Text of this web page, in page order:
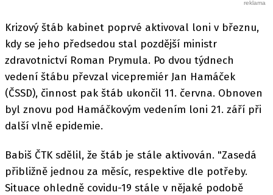
Krizový štáb kabinet poprvé aktivoval loni v březnu,
kdy se jeho předsedou stal pozdější ministr
zdravotnictví Roman Prymula. Po dvou týdnech
vedení štábu převzal vicepremiér Jan Hamáček
(ČSSD), činnost pak štáb ukončil 11. června. Obnoven
byl znovu pod Hamáčkovým vedením loni 21. září při
další vlně epidemie.
Babiš ČTK sdělil, že štáb je stále aktivován. "Zasedá
přibližně jednou za měsíc, respektive dle potřeby.
Situace ohledně covidu-19 stále v nějaké podobě